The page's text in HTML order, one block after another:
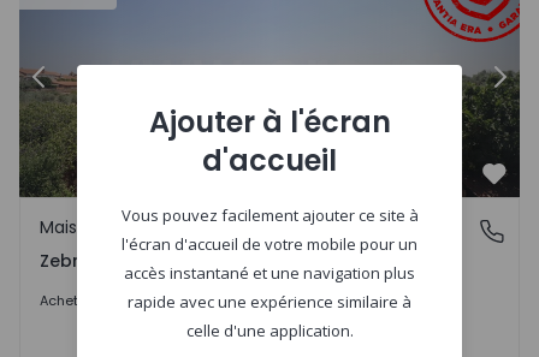
Précédent
Zebreira e Segura, Castelo Branco
Maison de Ville
Zebreira e Segura, Castelo Branco
Acheter 79.000 €
Ajouter à l'écran
d'accueil
Vous pouvez facilement ajouter ce site à
l'écran d'accueil de votre mobile pour un
accès instantané et une navigation plus
rapide avec une expérience similaire à
celle d'une application.